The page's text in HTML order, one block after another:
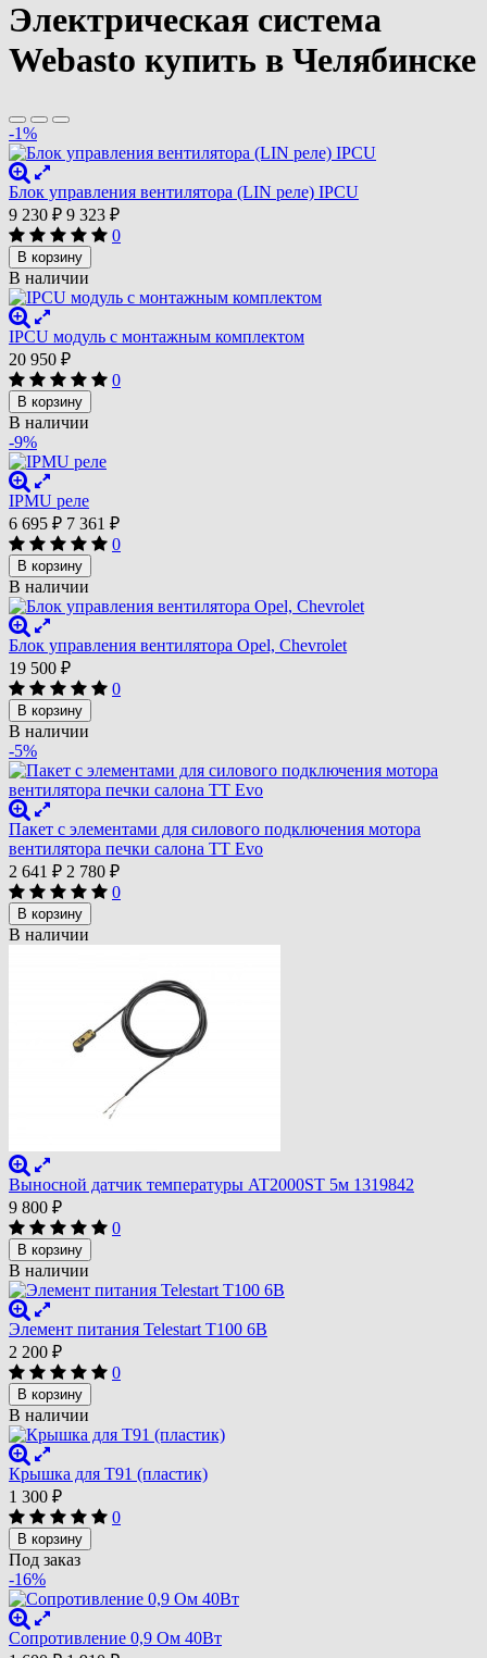
Электрическая система
Webasto купить в Челябинске
-1%
Блок управления вентилятора (LIN реле) IPCU
9 230 ₽ 9 323 ₽
0
В корзину
В наличии
IPCU модуль с монтажным комплектом
20 950 ₽
0
В корзину
В наличии
-9%
IPMU реле
6 695 ₽ 7 361 ₽
0
В корзину
В наличии
Блок управления вентилятора Opel, Chevrolet
19 500 ₽
0
В корзину
В наличии
-5%
Пакет с элементами для силового подключения мотора
вентилятора печки салона TT Evo
2 641 ₽ 2 780 ₽
0
В корзину
В наличии
Выносной датчик температуры AT2000ST 5м 1319842
9 800 ₽
0
В корзину
В наличии
Элемент питания Telestart T100 6В
2 200 ₽
0
В корзину
В наличии
Крышка для T91 (пластик)
1 300 ₽
0
В корзину
Под заказ
-16%
Сопротивление 0,9 Ом 40Вт